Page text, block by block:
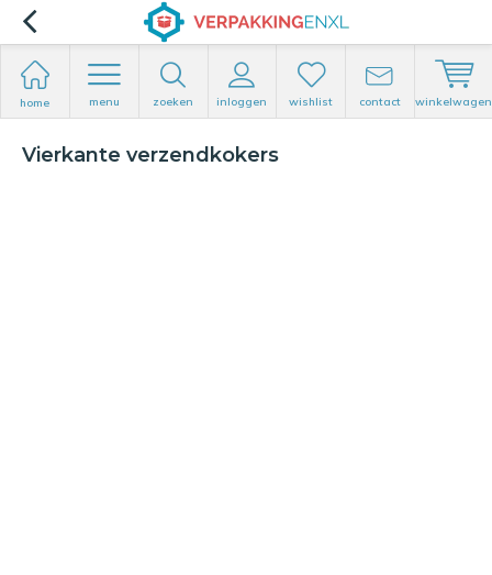
home menu zoeken inloggen wishlist contact winkelwagen
Vierkante verzendkokers